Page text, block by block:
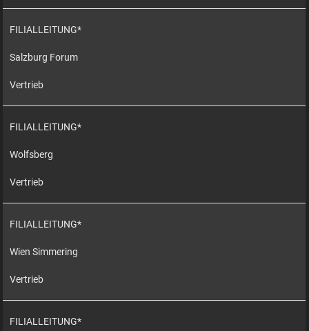
FILIALLEITUNG*
Salzburg Forum
Vertrieb
FILIALLEITUNG*
Wolfsberg
Vertrieb
FILIALLEITUNG*
Wien Simmering
Vertrieb
FILIALLEITUNG*